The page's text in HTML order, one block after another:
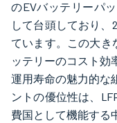
のEVバッテリーパ
して台頭しており、
ています。この大き
ッテリーのコスト効
運用寿命の魅力的な
ントの優位性は、
費国として機能する